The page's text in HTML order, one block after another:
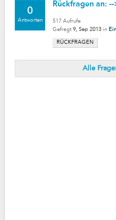
0
Antworten
Rückfragen an:
517 Aufrufe
Gefragt 9, Sep 2013 in
RÜCKFRAGEN
Alle